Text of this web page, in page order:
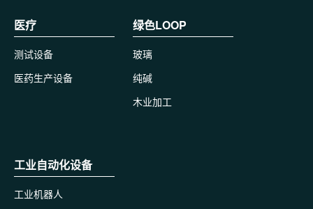
医疗
测试设备
医药生产设备
绿色LOOP
玻璃
纯碱
木业加工
工业自动化设备
工业机器人